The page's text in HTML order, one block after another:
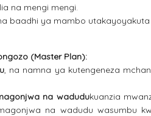
na mengi mengi.
baadhi ya mambo
(Master Plan):
, na namna ya kutengeneza
na wadudukuanzia
na wadudu wasumbu